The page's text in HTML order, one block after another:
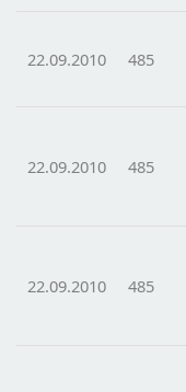
22.09.2010 485
22.09.2010 485
22.09.2010 485